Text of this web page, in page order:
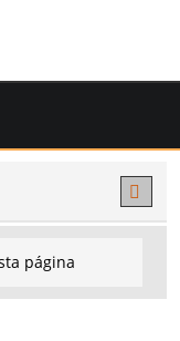
página